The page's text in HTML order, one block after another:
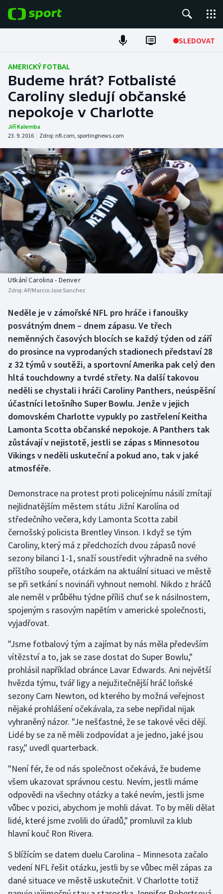
SLEDOVAT
Fotbal
Hokej
Tenis
Atletika
Cyklistika
DALŠÍ SPORTY
Americký fotbal
Baseball a softbal
Basketbal
Biatlon
Box
Curling
Dostihy
Florbal
Futsal
Golf
Gymnastika
Házená
Jezdectví
Judo
Krasobruslení
Lezení
Lyže a snowboard
Moderní pětiboj
Motorsport
Olympijské hry
Parasport
Plavání
Ragby
Rychlobruslení
Rychlostní kanoistika
Short track
Sportovní střelba
NEPŘEHLÉDNĚTE
Soutěže
Historické návraty
Aplikace ČT sport
AMERICKÝ FOTBAL
Budeme hrát? Fotbalisté
Caroliny sledují občanské
nepokoje v Charlotte
Jiří Kalemba
23. 9. 2016 | Zdroj: nfl.com, sportingnews.com
Utkání Carolina - Denver
Zdroj: AP/Marcio Jose Sanchez
Neděle je v zámořské NFL pro hráče i fanoušky
posvátným dnem – dnem zápasu. Ve třech
neměnných časových blocích se každý týden od září
do prosince na vyprodaných stadionech představí 28
z 32 týmů v soutěži, a sportovní Amerika pak celý den
hltá touchdowny a tvrdé střety. Na další takovou
neděli se chystali i hráči Caroliny Panthers, neúspěšní
účastníci letošního Super Bowlu. Jenže v jejich
domovském Charlotte vypukly po zastřelení Keitha
Lamonta Scotta občanské nepokoje. A Panthers tak
zůstávají v nejistotě, jestli se zápas s Minnesotou
Vikings v neděli uskuteční a pokud ano, tak v jaké
atmosféře.
Demonstrace na protest proti policejnímu násilí zmítají
nejlidnatějším městem státu Jižní Karolína od
středečního večera, kdy Lamonta Scotta zabil
černošský policista Brentley Vinson. I když se tým
Caroliny, který má z předchozích dvou zápasů nové
sezony bilanci 1-1, snaží soustředit výhradně na svého
příštího soupeře, otázkám na aktuální situaci ve městě
se při setkání s novináři vyhnout nemohl. Nikdo z hráčů
ale neměl v průběhu týdne příliš chuť se k násilnostem,
spojeným s rasovým napětím v americké společnosti,
vyjadřovat.
"Jsme fotbalový tým a zajímat by nás měla především
vítězství a to, jak se zase dostat do Super Bowlu,"
prohlásil například obránce Lavar Edwards. Ani největší
hvězda týmu, tvář ligy a nejužitečnější hráč loňské
sezony Cam Newton, od kterého by možná veřejnost
nějaké prohlášení očekávala, za sebe nepřidal nijak
vyhraněný názor. "Je nešťastné, že se takové věci dějí.
Lidé by se za ně měli zodpovídat a je jedno, jaké jsou
rasy," uvedl quarterback.
"Není fér, že od nás společnost očekává, že budeme
všem ukazovat správnou cestu. Nevím, jestli máme
odpovědi na všechny otázky a také nevím, jestli jsme
vůbec v pozici, abychom je mohli dávat. To by měli dělat
lidé, které jsme zvolili do úřadů," promluvil za klub
hlavní kouč Ron Rivera.
S blížícím se datem duelu Carolina – Minnesota začalo
vedení NFL řešit otázku, jestli by se vůbec měl zápas za
dané situace ve městě uskutečnit. V Charlotte totiž